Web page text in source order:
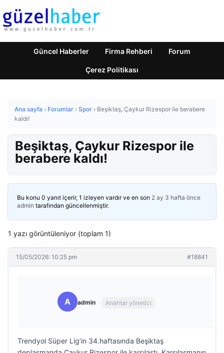
Güncel Haberler Firma Rehberi Forum
Çerez Politikası
Ana sayfa › Forumlar › Spor › Beşiktaş, Çaykur Rizespor ile berabere
kaldı!
Beşiktaş, Çaykur Rizespor ile
berabere kaldı!
Bu konu 0 yanıt içerir, 1 izleyen vardır ve en son 2 ay 3 hafta önce
admin tarafından güncellenmiştir.
1 yazı görüntüleniyor (toplam 1)
15/05/2026: 10:25 pm #18841
A admin Anahtar yönetici
Trendyol Süper Lig’in 34.haftasında Beşiktaş